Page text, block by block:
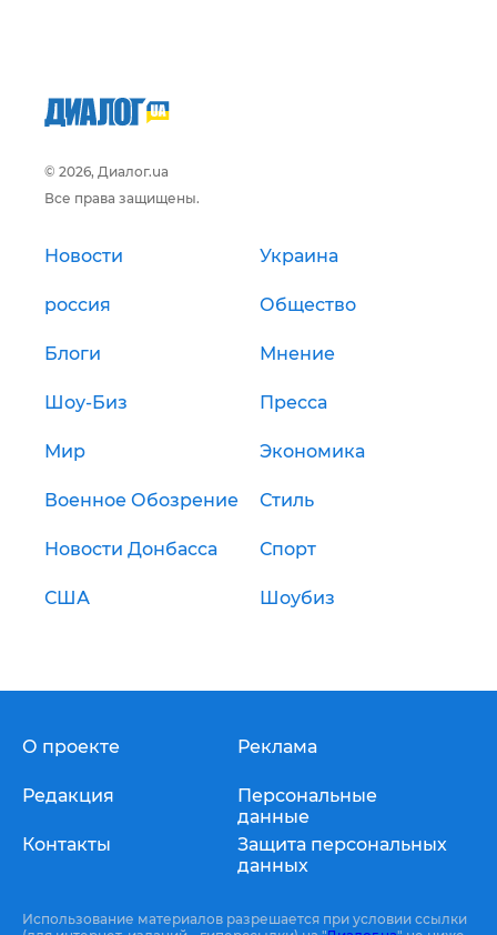
© 2026, Диалог.ua
Все права защищены.
Новости Украина
россия Общество
Блоги Мнение
Шоу-Биз Пресса
Мир Экономика
Военное Обозрение Стиль
Новости Донбасса Спорт
США Шоубиз
О проекте
Редакция
Контакты
Реклама
Персональные
данные
Защита персональных
данных
Использование материалов разрешается при условии ссылки